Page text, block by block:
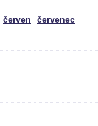
červen
červenec